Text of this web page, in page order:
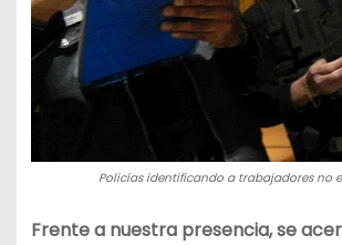
Policías identificando a trabajadores no
Frente a nuestra presencia, se